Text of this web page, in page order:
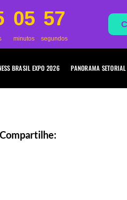
05
minutos
57
segundos
BRASIL EXPO 2026 PANORAMA SETORIAL